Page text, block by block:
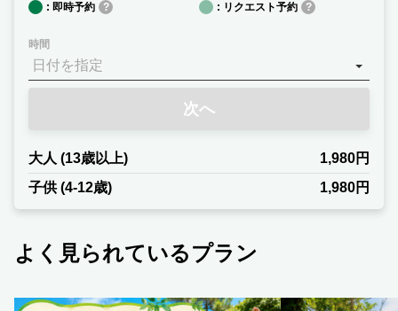
: 即時予約 ? : リクエスト予約 ?
時間
次へ
大人 (13歳以上)
1,980円
子供 (4-12歳)
1,980円
よく見られているプラン